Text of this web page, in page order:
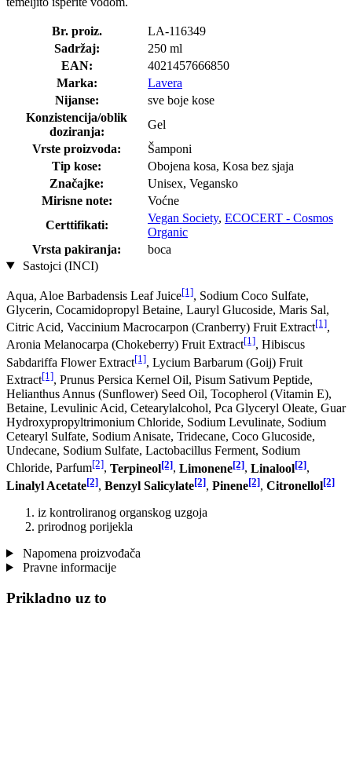
Br. proiz.
LA-116349
Sadržaj:
250 ml
EAN:
4021457666850
Marka:
Lavera
Nijanse:
sve boje kose
Konzistencija/oblik
doziranja:
Gel
Vrste proizvoda:
Šamponi
Tip kose:
Obojena kosa, Kosa bez sjaja
Značajke:
Unisex, Vegansko
Mirisne note:
Voćne
Certtifikati:
Vegan Society, ECOCERT - Cosmos
Organic
Vrsta pakiranja:
boca
Sastojci (INCI)
Aqua, Aloe Barbadensis Leaf Juice[1], Sodium Coco­ Sulfate,
Glycerin, Cocamidopropyl Betaine, Lauryl Glucoside, Maris Sal,
Citric Acid, Vaccinium Macrocarpon (Cranberry) Fruit Extract[1],
Aronia Melanocarpa (Chokeberry) Fruit Extract[1], Hibiscus
Sabdariffa Flower Extract[1], Lycium Barbarum (Goij) Fruit
Extract[1], Prunus Persica Kernel Oil, Pisum Sativum Peptide,
Helianthus Annus (Sunflower) Seed Oil, Tocopherol (Vitamin E),
Betaine, Levulinic Acid, Cetearylalcohol, Pca Glyceryl Oleate, Guar
Hydroxypropyltrimonium Chloride, Sodium Levulinate, Sodium
Cetearyl Sulfate, Sodium Anisate, Tridecane, Coco Glucoside,
Undecane, Sodium Sulfate, Lactobacillus Ferment, Sodium
Chloride, Parfum[2], Terpineol[2], Limonene[2], Linalool[2],
Linalyl Acetate[2], Benzyl Salicylate[2], Pinene[2], Citronellol[2]
iz kontroliranog organskog uzgoja
prirodnog porijekla
Napomena proizvođača
Pravne informacije
Prikladno uz to